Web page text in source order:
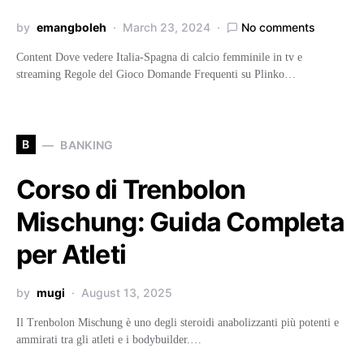
by emangboleh March 23, 2024 No comments
Content Dove vedere Italia-Spagna di calcio femminile in tv e
streaming Regole del Gioco Domande Frequenti su Plinko…
B BANKING
Corso di Trenbolon
Mischung: Guida Completa
per Atleti
by mugi August 13, 2025
Il Trenbolon Mischung è uno degli steroidi anabolizzanti più potenti e
ammirati tra gli atleti e i bodybuilder.…